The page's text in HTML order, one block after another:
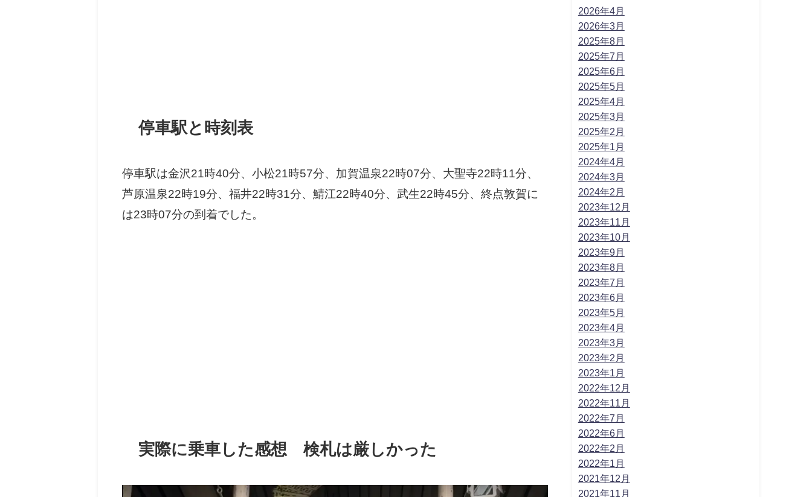
停車駅と時刻表
停車駅は金沢21時40分、小松21時57分、加賀温泉22時07分、大聖寺22時11分、
芦原温泉22時19分、福井22時31分、鯖江22時40分、武生22時45分、終点敦賀に
は23時07分の到着でした。
実際に乗車した感想 検札は厳しかった
2026年4月
2026年3月
2025年8月
2025年7月
2025年6月
2025年5月
2025年4月
2025年3月
2025年2月
2025年1月
2024年4月
2024年3月
2024年2月
2023年12月
2023年11月
2023年10月
2023年9月
2023年8月
2023年7月
2023年6月
2023年5月
2023年4月
2023年3月
2023年2月
2023年1月
2022年12月
2022年11月
2022年7月
2022年6月
2022年2月
2022年1月
2021年12月
2021年11月